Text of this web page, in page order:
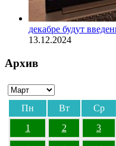
декабре будут
13.12.2024
Архив
Пн Вт Ср
1
2 3